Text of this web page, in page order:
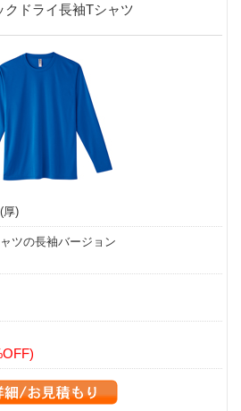
ドライ長袖Tシャツ
(厚)
ツの長袖バージョン